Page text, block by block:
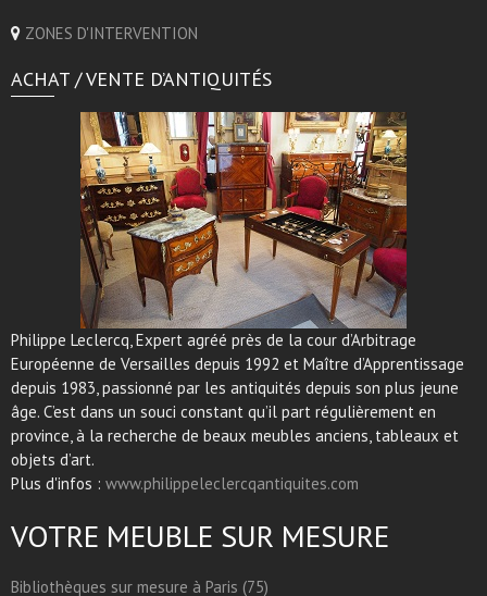
ZONES D'INTERVENTION
ACHAT / VENTE D’ANTIQUITÉS
Philippe Leclercq, Expert agréé près de la cour d’Arbitrage
Européenne de Versailles depuis 1992 et Maître d’Apprentissage
depuis 1983, passionné par les antiquités depuis son plus jeune
âge. C’est dans un souci constant qu’il part régulièrement en
province, à la recherche de beaux meubles anciens, tableaux et
objets d’art.
Plus d'infos : www.philippeleclercqantiquites.com
VOTRE MEUBLE SUR MESURE
Bibliothèques sur mesure à Paris (75)